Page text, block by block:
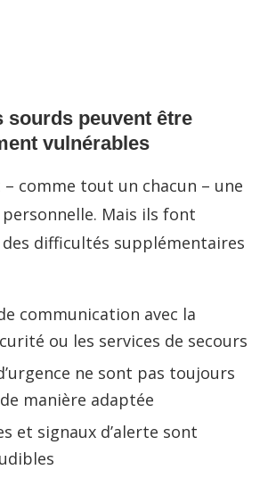
sourds peuvent être
vulnérables
comme tout un chacun – une
Mais ils font
difficultés supplémentaires
communication avec la
ou les services de secours
ne sont pas toujours
manière adaptée
et signaux d’alerte sont